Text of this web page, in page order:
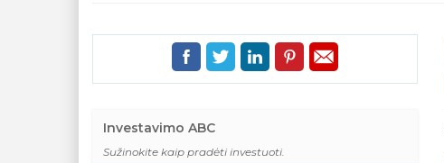
Investavimo ABC
Sužinokite kaip pradėti investuoti.